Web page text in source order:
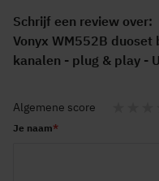
Schrijf een review over:
Vonyx WM552B
kanalen - plug & play -
Algemene score
Je naam